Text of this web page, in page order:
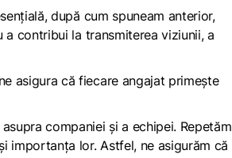
după cum spuneam anterior,
contribui la transmiterea viziunii, a
asigura că fiecare angajat primește
companiei și a echipei. Repetăm
importanța lor. Astfel, ne asigurăm că